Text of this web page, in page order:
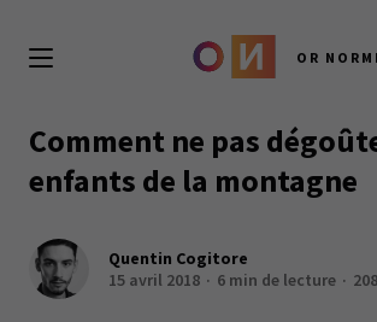
OR
Comment ne pas
enfants de la montagne
Quentin Cogitore
15 avril 2018
6 min de lecture